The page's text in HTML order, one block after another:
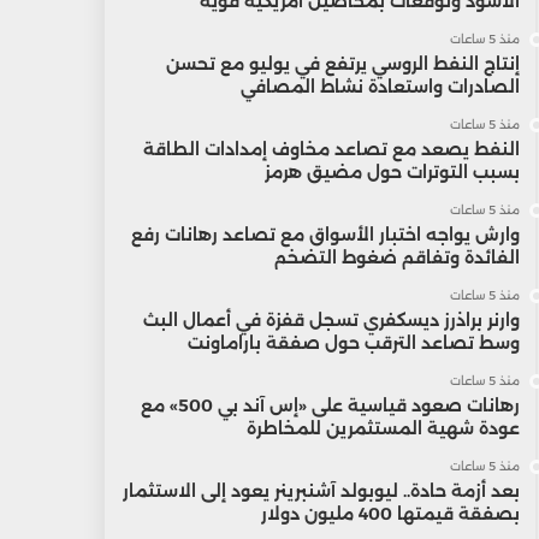
منذ 5 ساعات
إنتاج النفط الروسي يرتفع في يوليو مع تحسن
الصادرات واستعادة نشاط المصافي
منذ 5 ساعات
النفط يصعد مع تصاعد مخاوف إمدادات الطاقة
بسبب التوترات حول مضيق هرمز
منذ 5 ساعات
وارش يواجه اختبار الأسواق مع تصاعد رهانات رفع
الفائدة وتفاقم ضغوط التضخم
منذ 5 ساعات
وارنر براذرز ديسكفري تسجل قفزة في أعمال البث
وسط تصاعد الترقب حول صفقة باراماونت
منذ 5 ساعات
رهانات صعود قياسية على «إس آند بي 500» مع
عودة شهية المستثمرين للمخاطرة
منذ 5 ساعات
بعد أزمة حادة.. ليوبولد آشنبرينر يعود إلى الاستثمار
بصفقة قيمتها 400 مليون دولار